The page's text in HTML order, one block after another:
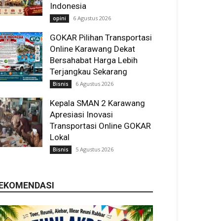
Indonesia
opini 6 Agustus 2026
GOKAR Pilihan Transportasi
Online Karawang Dekat
Bersahabat Harga Lebih
Terjangkau Sekarang
Bisnis 6 Agustus 2026
Kepala SMAN 2 Karawang
Apresiasi Inovasi
Transportasi Online GOKAR
Lokal
Bisnis 5 Agustus 2026